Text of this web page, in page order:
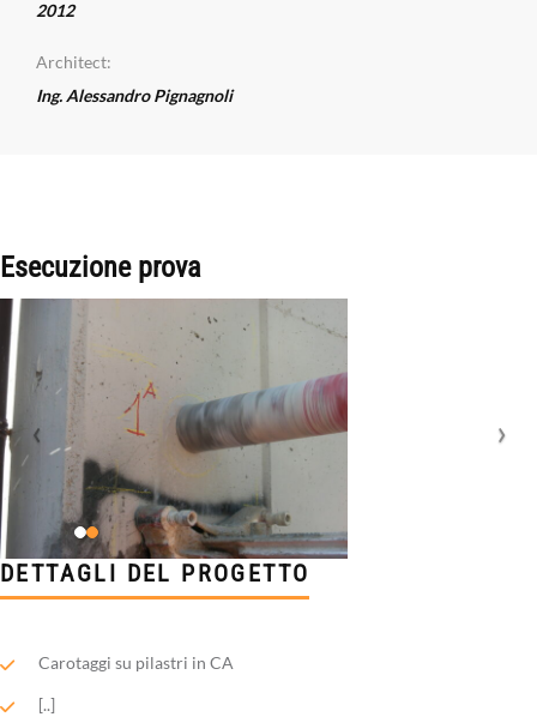
2012
Architect:
Ing. Alessandro Pignagnoli
Esecuzione prova
DETTAGLI DEL PROGETTO
Carotaggi su pilastri in CA
[..]